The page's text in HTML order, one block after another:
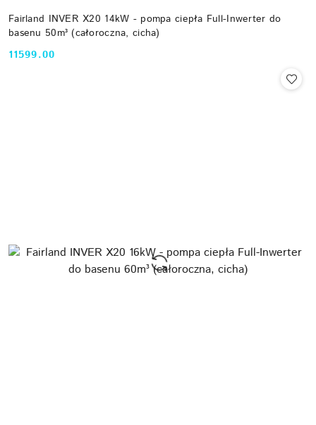
Fairland INVER X20 14kW - pompa ciepła Full-Inwerter do
basenu 50m³ (całoroczna, cicha)
Cena:
11599.00